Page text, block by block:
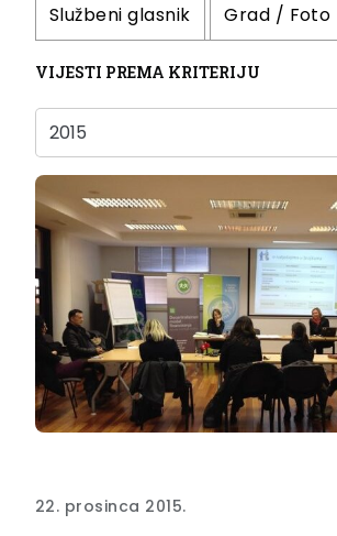
Službeni glasnik Grad / Foto
VIJESTI PREMA KRITERIJU
22. prosinca 2015.